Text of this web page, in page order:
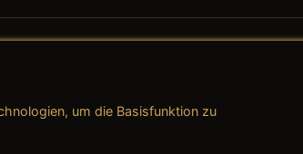
→ AGB (Teile & Zubehör)
um die Basisfunktion zu